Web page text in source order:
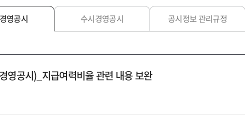
영공시 수시경영공시 공시정보 관리규정
영공시)_지급여력비율 관련 내용 보완